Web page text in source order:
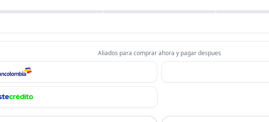
Aliados para comprar ahora y pagar despues